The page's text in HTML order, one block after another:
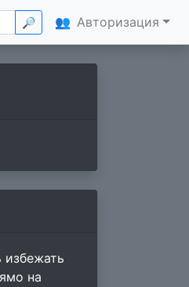
🔎 👥 Авторизация
избежать
на